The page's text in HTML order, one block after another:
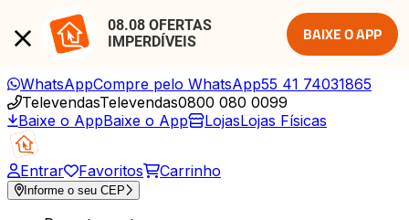
08.08 OFERTAS
IMPERDÍVEIS
BAIXE O APP
WhatsAppCompre pelo WhatsApp55 41 74031865
TelevendasTelevendas0800 080 0099
Baixe o AppBaixe o App LojasLojas Físicas
Entrar Favoritos Carrinho
Informe o seu CEP